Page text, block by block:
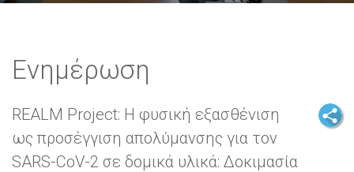
Ενημέρωση
REALM Project: Η φυσική εξασθένιση
ως προσέγγιση απολύμανσης για τον
SARS-CoV-2 σε δομικά υλικά: Δοκιμασία